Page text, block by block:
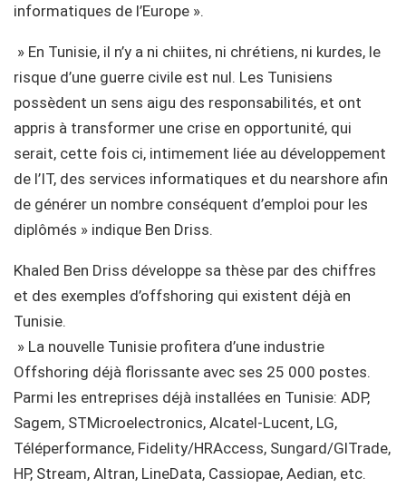
informatiques de l’Europe ».
» En Tunisie, il n’y a ni chiites, ni chrétiens, ni kurdes, le
risque d’une guerre civile est nul. Les Tunisiens
possèdent un sens aigu des responsabilités, et ont
appris à transformer une crise en opportunité, qui
serait, cette fois ci, intimement liée au développement
de l’IT, des services informatiques et du nearshore afin
de générer un nombre conséquent d’emploi pour les
diplômés » indique Ben Driss.
Khaled Ben Driss développe sa thèse par des chiffres
et des exemples d’offshoring qui existent déjà en
Tunisie.
» La nouvelle Tunisie profitera d’une industrie
Offshoring déjà florissante avec ses 25 000 postes.
Parmi les entreprises déjà installées en Tunisie: ADP,
Sagem, STMicroelectronics, Alcatel-Lucent, LG,
Téléperformance, Fidelity/HRAccess, Sungard/GlTrade,
HP, Stream, Altran, LineData, Cassiopae, Aedian, etc.